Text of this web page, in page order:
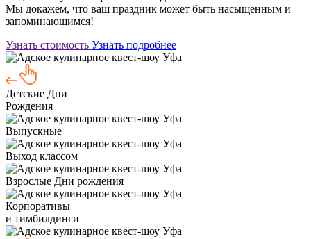
Мы докажем, что ваш праздник может быть насыщенным и
запоминающимся!
Узнать стоимость Узнать подробнее
Детские Дни
Рождения
Выпускные
Выход классом
Взрослые Дни рождения
Корпоративы
и тимбилдинги